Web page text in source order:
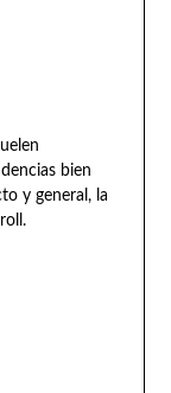
bien
y general, la